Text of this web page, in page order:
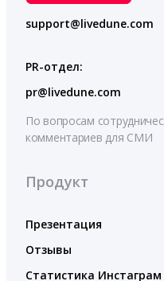
support@livedune.com
PR-отдел:
pr@livedune.com
По вопросам
комментариев для СМИ
Продукт
Презентация
Отзывы
Статистика Инстаграм